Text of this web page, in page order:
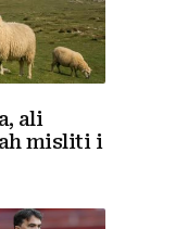
ali
misliti i